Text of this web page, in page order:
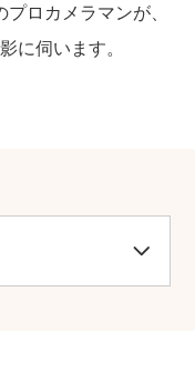
ロカメラマンが、
に伺います。